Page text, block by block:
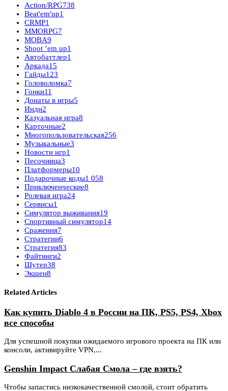
Action/RPG738
Beat'em'up1
CRMP1
MMORPG7
MOBA9
Shoot ’em up1
Автобаттлер1
Аркада15
Гайды123
Головоломка7
Гонки11
Донаты в игры5
Инди2
Казуальная игра8
Карточные2
Многопользовательская256
Музыкальные3
Новости игр1
Песочница3
Платформеры10
Подарочные коды1 058
Приключенческие8
Ролевая игра24
Сервисы1
Симулятор выживания19
Спортивный симулятор14
Сражения7
Стратегии6
Стратегия83
Файтинги2
Шутер38
Экшен8
Related Articles
Как купить Diablo 4 в России на ПК, PS5, PS4, Xbox
все способы
Для успешной покупки ожидаемого игрового проекта на ПК или
консоли, активируйте VPN,...
Genshin Impact Слабая Смола – где взять?
Чтобы запастись низкокачественной смолой, стоит обратить